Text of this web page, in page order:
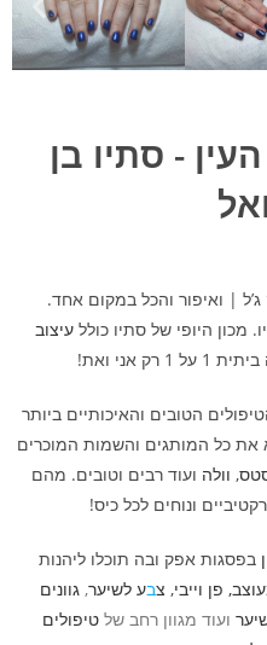
- סתיו בן
| ואיפור והכל במקום אחד.
מכון היופי של סתיו כולל עיצוב
1 רק אני ואת!
הטובים והאיכותיים ביותר
את כל המותגים והשמות המוכרים
, וולה ועוד רבים וטובים. מהם
ונוחים לכל כיס!
בפסגות אפק ובה תוכלו ליהנות
, פן וייבי, צבע לשיער, גוונים
ועוד מגוון רחב שלטיפולים